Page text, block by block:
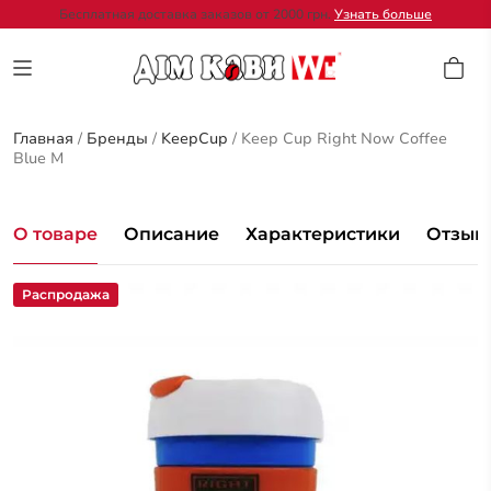
Бесплатная доставка заказов от 2000 грн. Узнать больше
Главная / Бренды / KeepCup / Keep Cup Right Now Coffee
Blue M
О товаре Описание Характеристики
Распродажа